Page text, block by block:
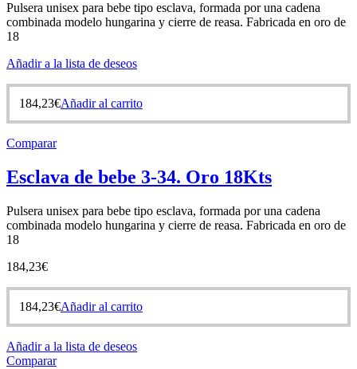
Pulsera unisex para bebe tipo esclava, formada por una cadena
combinada modelo hungarina y cierre de reasa. Fabricada en oro de
18
Añadir a la lista de deseos
184,23€Añadir al carrito
Comparar
Esclava de bebe 3-34. Oro 18Kts
Pulsera unisex para bebe tipo esclava, formada por una cadena
combinada modelo hungarina y cierre de reasa. Fabricada en oro de
18
184,23€
184,23€Añadir al carrito
Añadir a la lista de deseos
Comparar